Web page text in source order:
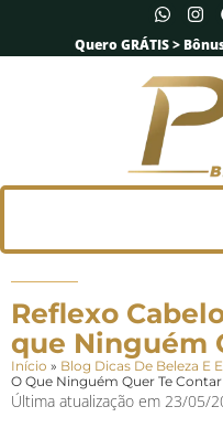
Quero GRÁTIS >
Reflexo
que Ninguém
Início » Blog Dicas De Beleza E
O Que Ninguém Quer Te Contar
Última atualização em 23/05/